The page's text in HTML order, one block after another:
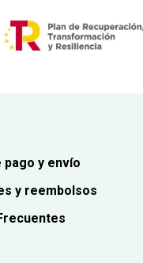
pago y envío
y reembolsos